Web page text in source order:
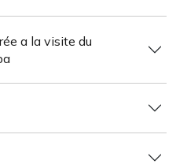
a la visite du